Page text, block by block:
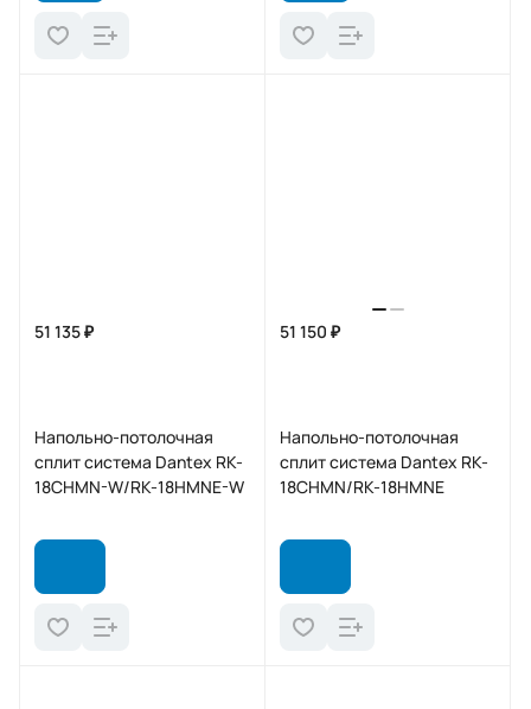
51 135 ₽
Напольно-потолочная
сплит система Dantex RK-
18CHMN-W/RK-18HMNE-W
51 150 ₽
Напольно-потолочная
сплит система Dantex RK-
18CHMN/RK-18HMNE